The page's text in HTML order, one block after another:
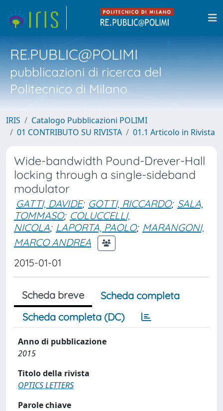
RE.PUBLIC@POLIMI
pubblicazioni di ricerca del
Politecnico di Milano
IRIS
Catalogo Pubblicazioni POLIMI
01 CONTRIBUTO SU RIVISTA
01.1 Articolo in Rivista
Wide-bandwidth Pound-Drever-Hall
locking through a single-sideband
modulator
GATTI, DAVIDE; GOTTI, RICCARDO; SALA,
TOMMASO; COLUCCELLI,
NICOLA; LAPORTA, PAOLO; MARANGONI,
MARCO ANDREA
2015-01-01
Scheda breve
Scheda completa
Scheda completa (DC)
Anno di pubblicazione
2015
Titolo della rivista
OPTICS LETTERS
Parole chiave